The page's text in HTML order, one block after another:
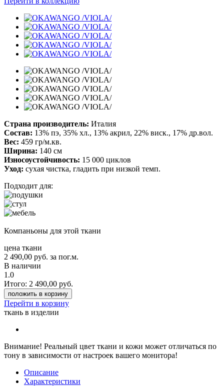
Страна производитель: Италия
Состав: 13% пэ, 35% хл., 13% акрил, 22% виск., 17% др.вол.
Вес: 459 гр/м.кв.
Ширина: 140 см
Износоустойчивость: 15 000 циклов
Уход: сухая чистка, гладить при низкой темп.
Подходит для:
Компаньоны для этой ткани
цена ткани
2 490,00 руб. за пог.м.
В наличии
1.0
Итого: 2 490,00 руб.
положить в корзину
Перейти в корзину
ткань в изделии
Внимание! Реальный цвет ткани и кожи может отличаться по
тону в зависимости от настроек вашего монитора!
Описание
Характеристики